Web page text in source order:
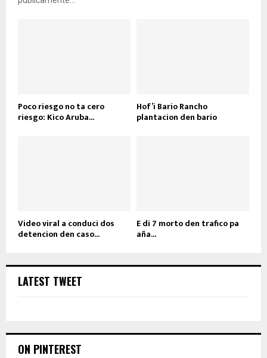
Poco riesgo no ta cero
riesgo: Kico Aruba...
Hof’i Bario Rancho
plantacion den bario
Video viral a conduci dos
detencion den caso...
E di 7 morto den trafico pa
aña...
LATEST TWEET
ON PINTEREST